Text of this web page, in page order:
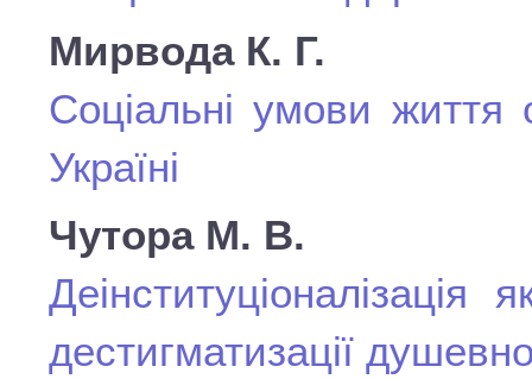
Мирвода К. Г.
Соціальні умови життя
Україні
Чутора М. В.
дестигматизації